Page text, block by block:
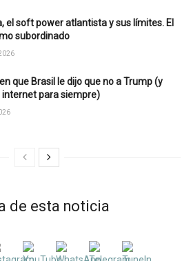
el soft power atlantista y sus límites. El
subordinado
que Brasil le dijo que no a Trump (y
internet para siempre)
de esta noticia